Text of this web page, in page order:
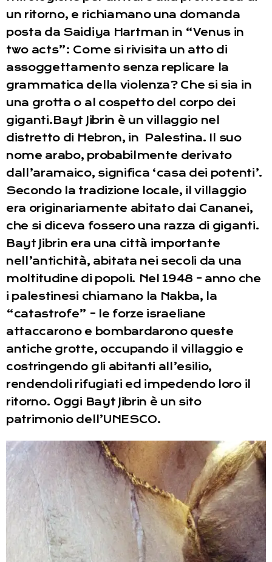
un ritorno, e richiamano una domanda
posta da Saidiya Hartman in “Venus in
two acts”: Come si rivisita un atto di
assoggettamento senza replicare la
grammatica della violenza? Che si sia in
una grotta o al cospetto del corpo dei
giganti.Bayt Jibrin è un villaggio nel
distretto di Hebron, in Palestina. Il suo
nome arabo, probabilmente derivato
dall’aramaico, significa ‘casa dei potenti’.
Secondo la tradizione locale, il villaggio
era originariamente abitato dai Cananei,
che si diceva fossero una razza di giganti.
Bayt Jibrin era una città importante
nell’antichità, abitata nei secoli da una
moltitudine di popoli. Nel 1948 – anno che
i palestinesi chiamano la Nakba, la
“catastrofe” – le forze israeliane
attaccarono e bombardarono queste
antiche grotte, occupando il villaggio e
costringendo gli abitanti all’esilio,
rendendoli rifugiati ed impedendo loro il
ritorno. Oggi Bayt Jibrin è un sito
patrimonio dell’UNESCO.